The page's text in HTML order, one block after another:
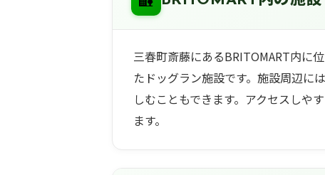
三春町斎藤にあるBRITOMART内に
たドッグラン施設です。施設周辺に
しむこともできます。アクセスしや
ます。